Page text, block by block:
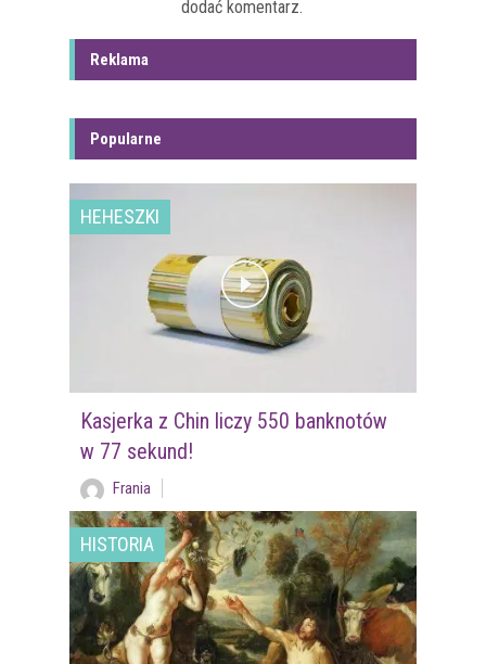
dodać komentarz.
Reklama
Popularne
HEHESZKI
Kasjerka z Chin liczy 550 banknotów
w 77 sekund!
Frania
HISTORIA